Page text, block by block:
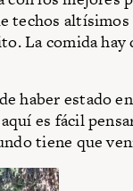
techos
La comida hay
haber estado
es fácil
tiene que